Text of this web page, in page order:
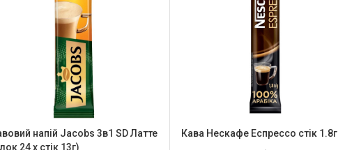
напій Jacobs 3в1 SD Латте
24 х стік 13г)
Кава Нескафе Еспрессо стік 1.8г